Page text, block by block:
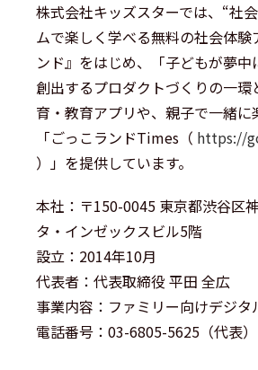
株式会社キッズスターでは、“社
ムで楽しく学べる無料の社会体験
ンド』をはじめ、「子どもが夢中
創出するプロダクトづくりの一環
育・教育アプリや、親子で一緒に
「ごっこランドTimes（ https://
）」を提供しています。
本社：〒150-0045 東京都渋谷区
タ・インゼックスビル5階
設立：2014年10月
代表者：代表取締役 平田 全広
事業内容：ファミリー向けデジ
電話番号：03-6805-5625（代表）